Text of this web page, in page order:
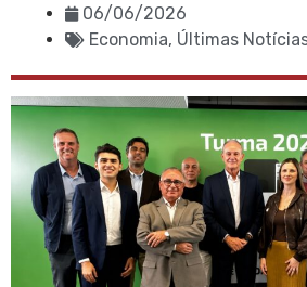
06/06/2026
Economia, Últimas